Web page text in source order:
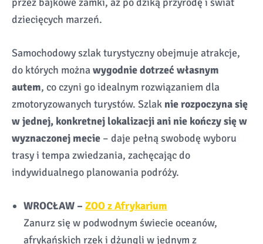
dziecięcych marzeń.
Samochodowy szlak turystyczny obejmuje atrakcje,
do których można wygodnie dotrzeć własnym
autem, co czyni go idealnym rozwiązaniem dla
zmotoryzowanych turystów. Szlak nie rozpoczyna się
w jednej, konkretnej lokalizacji ani nie kończy się w
wyznaczonej mecie – daje pełną swobodę wyboru
trasy i tempa zwiedzania, zachęcając do
indywidualnego planowania podróży.
WROCŁAW – ZOO z Afrykarium
Zanurz się w podwodnym świecie oceanów,
afrykańskich rzek i dżungli w jednym z